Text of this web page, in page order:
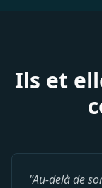
Ils et
"Au-delà de